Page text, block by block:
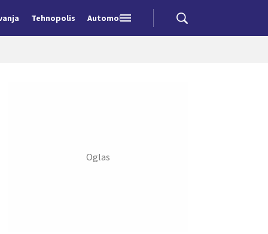
Tehnopolis Automobili